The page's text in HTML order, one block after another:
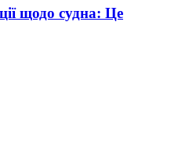
щодо судна: Це